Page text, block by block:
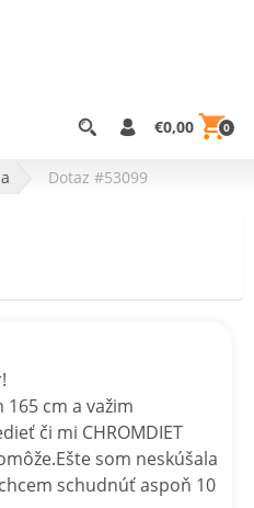
€0,00 0
Dotaz #53099
cm a važim
či mi CHROMDIET
som neskúšala
schudnúť aspoň 10